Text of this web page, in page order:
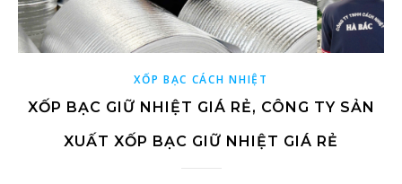
XỐP BẠC CÁCH NHIỆT
XỐP BẠC GIỮ NHIỆT GIÁ RẺ, CÔNG TY SẢN
XUẤT XỐP BẠC GIỮ NHIỆT GIÁ RẺ